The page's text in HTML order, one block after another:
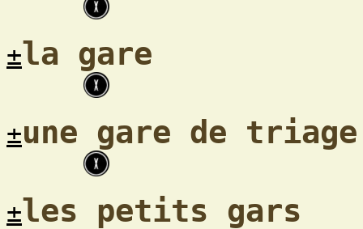
±la gare
±une gare de triage
±les petits gars